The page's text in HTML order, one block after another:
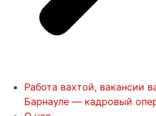
Работа вахтой, вакансии
Барнауле — кадровый